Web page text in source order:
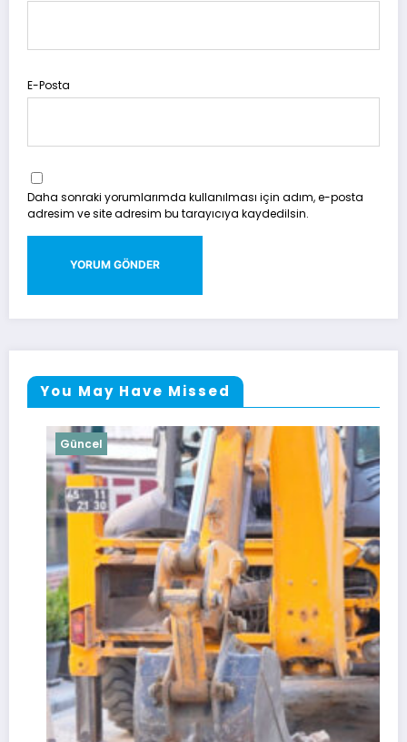
E-Posta
Daha sonraki yorumlarımda kullanılması için adım, e-posta
adresim ve site adresim bu tarayıcıya kaydedilsin.
You May Have Missed
Güncel